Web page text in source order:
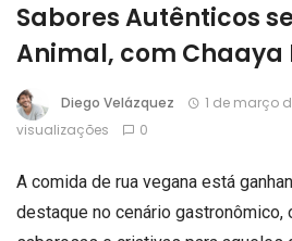
Sabores Autênticos
Animal, com
Diego Velázquez 1 de março
visualizações
0
A comida de rua vegana está
destaque no cenário